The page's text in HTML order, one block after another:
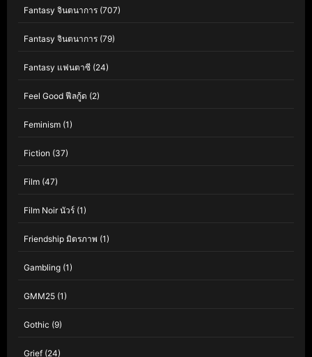
Fantasy จินตนาการ (707)
Fantasy จินตนาการ (79)
Fantasy แฟนตาซี (24)
Feel Good ฟีลกู้ด (2)
Feminism (1)
Fiction (37)
Film (47)
Film Noir นัวร์ (1)
Friendship มิตรภาพ (1)
Gambling (1)
GMM25 (1)
Gothic (9)
Grief (24)